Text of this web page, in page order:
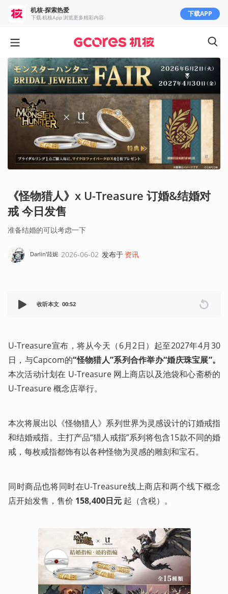
《怪物猎人》x U-Treasure 订婚&结婚对
戒 今日发售
准备结婚的可以考虑一下
Darlin'菈妮 2026-06-02 发布于 资讯
收听本文 00:52
U-Treasure宣布，将从今天（6月2日）起至2027年4月30
日，与Capcom的“怪物猎人”系列合作举办“婚庆珠宝展”。
本次活动计划在 U-Treasure 网上商店以及池袋和心斋桥的
U-Treasure 概念店举行。
本次将展出以《怪物猎人》系列世界为灵感设计的订婚戒指
和结婚戒指。主打产品“猎人戒指”系列将包含15款不同的婚
戒，每枚戒指都饰有以各种怪物为灵感的雕刻和宝石。
同时商品也将同时在U-Treasure线上商店和两个线下概念
店开始发售，售价 158,400日元 起（含税）。
机核-探索热爱
下载 机核App 浏览更多精彩内容 下载APP